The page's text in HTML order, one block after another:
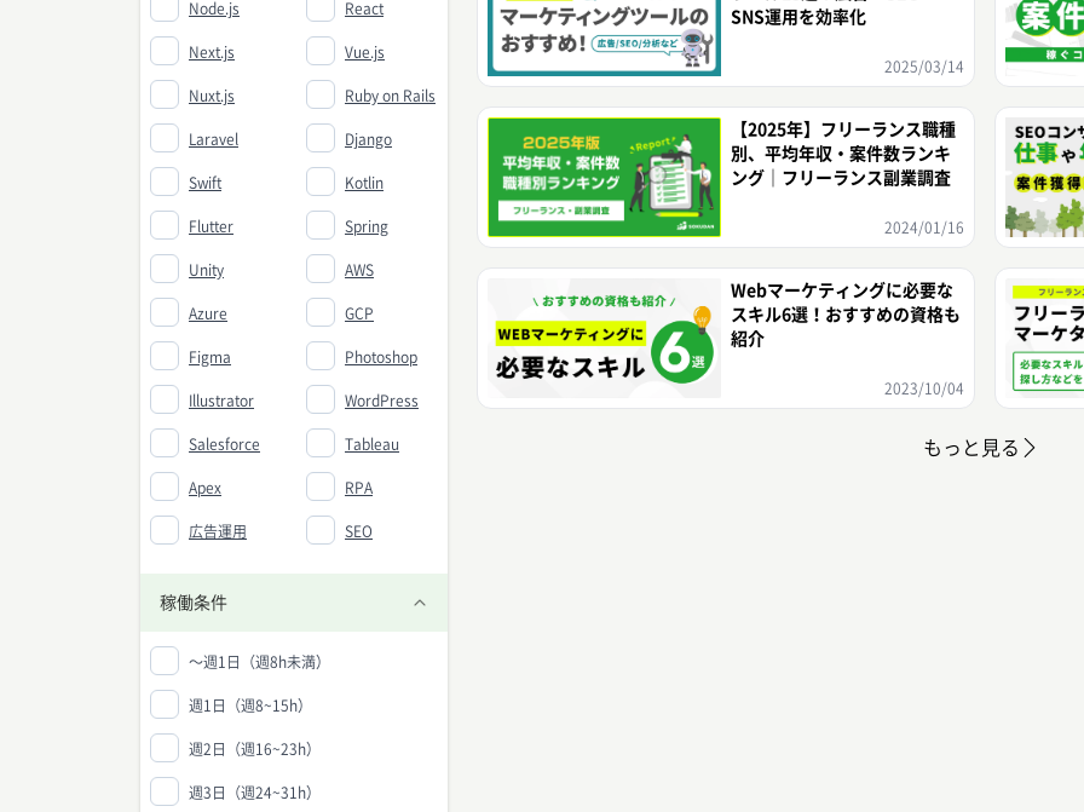
SNS運用を効率化
2025/03/14
【2025年】フリーランス職種
別、平均年収・案件数ランキ
ング｜フリーランス副業調査
2024/01/16
Webマーケティングに必要な
スキル6選！おすすめの資格も
紹介
2023/10/04
もっと見る
Node.js React
Next.js Vue.js
Nuxt.js Ruby on Rails
Laravel Django
Swift Kotlin
Flutter Spring
Unity AWS
Azure GCP
Figma Photoshop
Illustrator WordPress
Salesforce Tableau
Apex RPA
広告運用 SEO
稼働条件
〜週1日（週8h未満）
週1日（週8~15h）
週2日（週16~23h）
週3日（週24~31h）